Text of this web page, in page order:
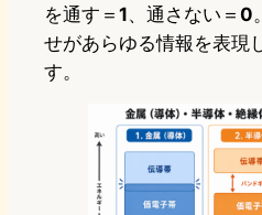
を通す＝ 1、通さない＝ 0
せがあらゆる情報を表現
す。